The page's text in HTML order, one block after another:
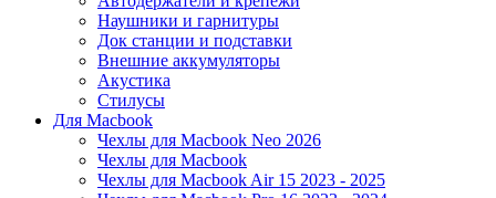
Наушники и гарнитуры
Док станции и подставки
Внешние аккумуляторы
Акустика
Стилусы
Для Macbook
Чехлы для Macbook Neo 2026
Чехлы для Macbook
Чехлы для Macbook Air 15 2023 - 2025